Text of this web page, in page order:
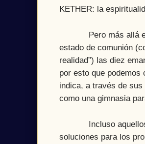
KETHER: la
Pero más allá está
estado de comunión
realidad”) las diez
por esto que podemos
indica, a través de
como una gimnasia
Incluso aquellos
soluciones para los